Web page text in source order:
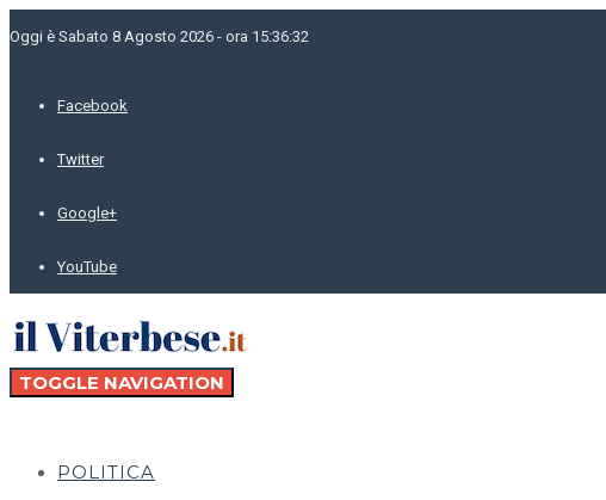
Oggi è Sabato 8 Agosto 2026 - ora 15:36:32
Facebook
Twitter
Google+
YouTube
TOGGLE NAVIGATION
POLITICA